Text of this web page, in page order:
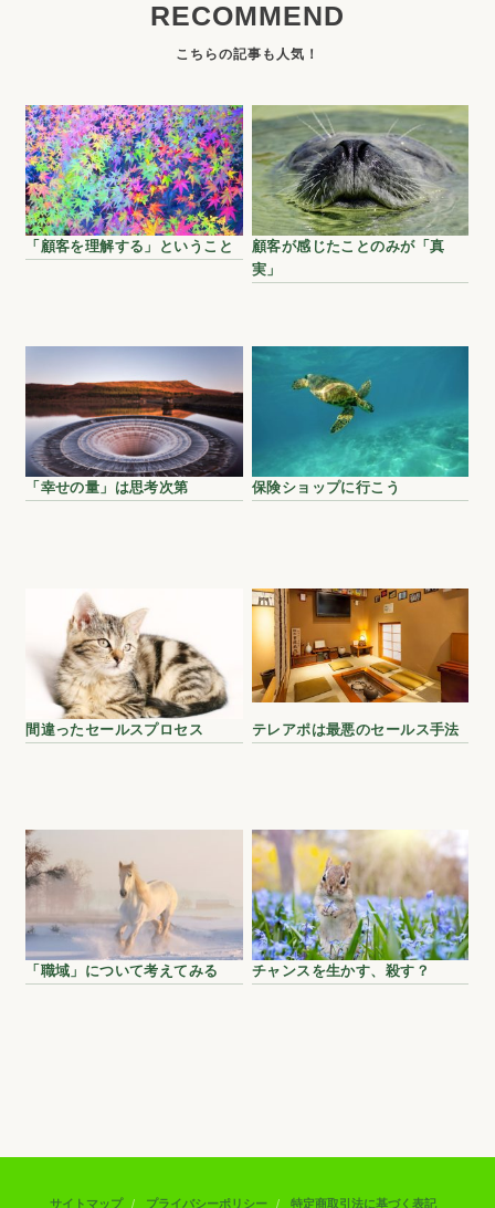
RECOMMEND
「顧客を理解する」ということ
顧客が感じたことのみが「真
実」
「幸せの量」は思考次第 保険ショップに行こう
間違ったセールスプロセス テレアポは最悪のセールス手法
「職域」について考えてみる チャンスを生かす、殺す？
サイトマップ プライバシーポリシー 特定商取引法に基づく表記